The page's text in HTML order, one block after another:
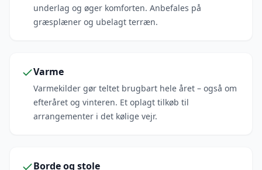
underlag og øger komforten. Anbefales på
græsplæner og ubelagt terræn.
Varme
Varmekilder gør teltet brugbart hele året – også om
efteråret og vinteren. Et oplagt tilkøb til
arrangementer i det kølige vejr.
Borde og stole